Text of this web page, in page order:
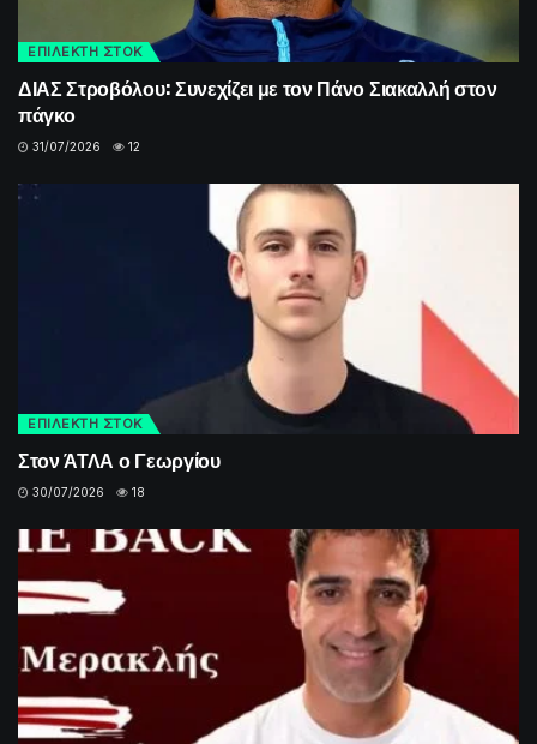
ΕΠΙΛΕΚΤΗ ΣΤΟΚ
ΔΙΑΣ Στροβόλου: Συνεχίζει με τον Πάνο Σιακαλλή στον
πάγκο
31/07/2026 12
ΕΠΙΛΕΚΤΗ ΣΤΟΚ
Στον ΆΤΛΑ ο Γεωργίου
30/07/2026 18